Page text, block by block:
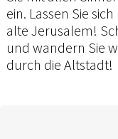
ein. Lassen Sie
alte Jerusalem!
und wandern Sie
durch die Altstadt!